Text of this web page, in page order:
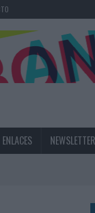
ENLACES NEWSLETTER